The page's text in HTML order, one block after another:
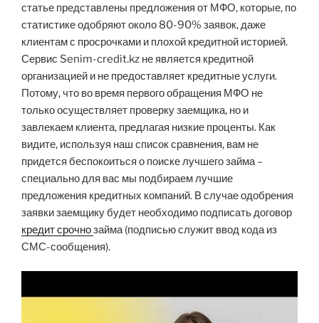
статье представлены предложения от МФО, которые, по
статистике одобряют около 80-90% заявок, даже
клиентам с просрочками и плохой кредитной историей.
Сервис Senim-credit.kz не является кредитной
организацией и не предоставляет кредитные услуги.
Потому, что во время первого обращения МФО не
только осуществляет проверку заемщика, но и
завлекаем клиента, предлагая низкие проценты. Как
видите, используя наш список сравнения, вам не
придется беспокоиться о поиске лучшего займа –
специально для вас мы подбираем лучшие
предложения кредитных компаний. В случае одобрения
заявки заемщику будет необходимо подписать договор
кредит срочнозайма (подписью служит ввод кода из
СМС-сообщения).